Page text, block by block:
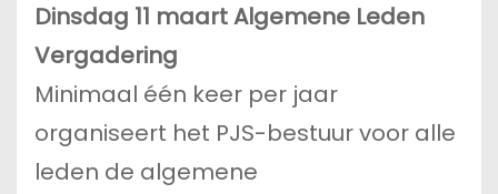
Dinsdag 11 maart Algemene Leden
Vergadering
Minimaal één keer per jaar
organiseert het PJS-bestuur voor alle
leden de algemene